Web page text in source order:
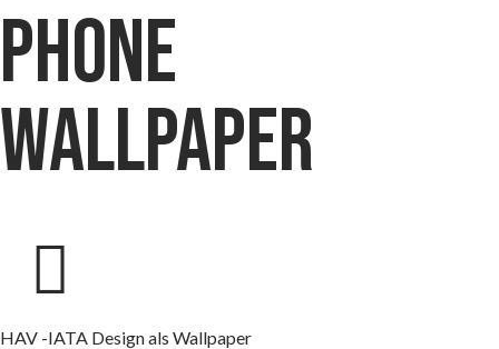
phone
wallpaper
HAV -IATA Design als Wallpaper